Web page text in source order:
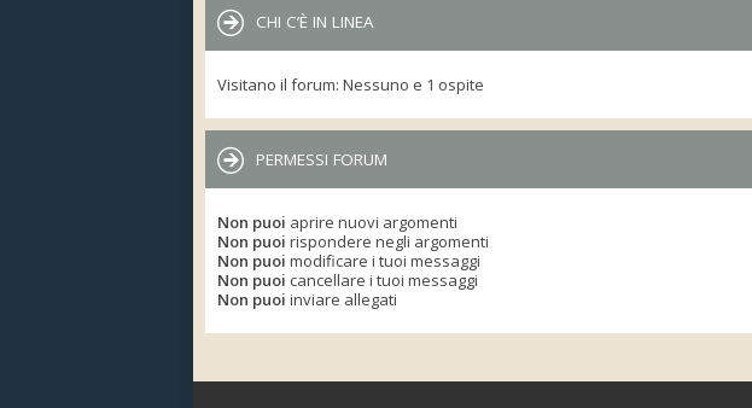
CHI C’È IN LINEA
Visitano il forum: Nessuno e 1 ospite
PERMESSI FORUM
Non puoi aprire nuovi argomenti
Non puoi rispondere negli argomenti
Non puoi modificare i tuoi messaggi
Non puoi cancellare i tuoi messaggi
Non puoi inviare allegati